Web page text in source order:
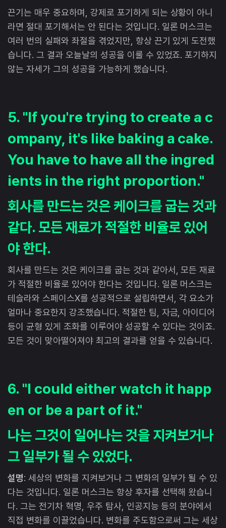
끈기는 매우 중요하며, 강제로 포기하게 되는 상황이 아니
라면 절대 포기해서는 안 된다는 것입니다. 일론 머스크는
여러 번의 실패와 좌절을 겪었지만, 항상 끈기 있게 도전했
습니다. 그 결과 오늘날의 성공을 이룰 수 있었죠. 포기하지
않는 자세가 그의 성공을 가능하게 했습니다.
5. "If you're trying to create a c
ompany, it's like baking a cake.
You have to have all the ingred
ients in the right proportion."
회사를 만드는 것은 케이크를 굽는 것과
같다. 모든 재료가 적절한 비율로 있어
야 한다.
회사를 만드는 것은 케이크를 굽는 것과 같아서, 모든 재료
가 적절한 비율로 있어야 한다는 것입니다. 일론 머스크는
테슬라와 스페이스X를 성공적으로 설립하면서, 각 요소가
얼마나 중요한지 강조했습니다. 적절한 팀, 자금, 아이디어
등이 균형 있게 조화를 이루어야 성공할 수 있다는 것이죠.
모든 것이 맞아떨어져야 최고의 결과를 얻을 수 있습니다.
6. "I could either watch it happ
en or be a part of it."
나는 그것이 일어나는 것을 지켜보거나
그 일부가 될 수 있었다.
설명: 세상의 변화를 지켜보거나 그 변화의 일부가 될 수 있
다는 것입니다. 일론 머스크는 항상 후자를 선택해 왔습니
다. 그는 전기차 혁명, 우주 탐사, 인공지능 등의 분야에서
직접 변화를 이끌었습니다. 변화를 주도함으로써 그는 세상